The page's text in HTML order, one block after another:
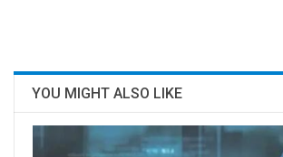
YOU MIGHT ALSO LIKE